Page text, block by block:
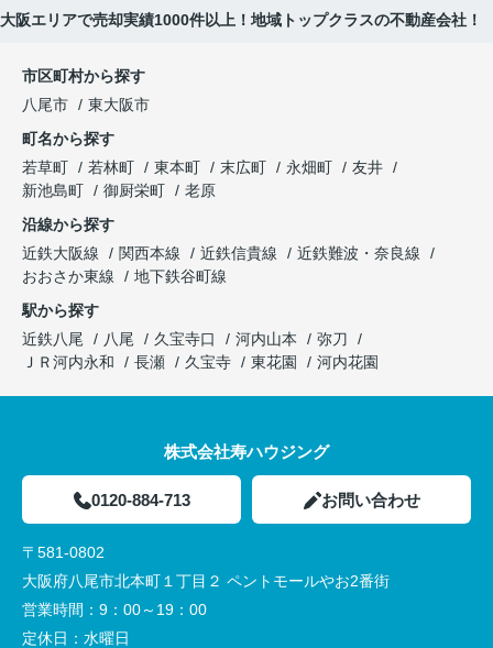
阪エリアで売却実績1000件以上！地域トップクラスの不動産会社！
市区町村から探す
八尾市
東大阪市
町名から探す
若草町
若林町 東本町 末広町 永畑町
友井
新池島町
御厨栄町
老原
沿線から探す
近鉄大阪線
関西本線 近鉄信貴線
近鉄難波・奈良線
おおさか東線
地下鉄谷町線
駅から探す
近鉄八尾
八尾 久宝寺口 河内山本
弥刀
ＪＲ河内永和
長瀬 久宝寺 東花園 河内花園
株式会社寿ハウジング
0120-884-713 お問い合わせ
〒581-0802
大阪府八尾市北本町１丁目２ ペントモールやお2番街
営業時間： 9：00～19：00
定休日： 水曜日